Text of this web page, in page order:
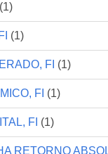
(1)
(1)
FI (1)
FI (1)
FI (1)
RETORNO